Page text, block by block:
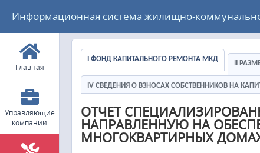
Информационная система жилищно-
Главная
Управляющие
компании
I ФОНД КАПИТАЛЬНОГО РЕМОНТА МКД
II
IV СВЕДЕНИЯ О ВЗНОСАХ СОБСТВЕННИКОВ НА
ОТЧЕТ
НАПРАВЛЕННУЮ НА
МНОГОКВАРТИРНЫХ